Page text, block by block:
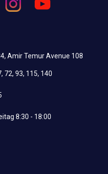
Amir Temur Avenue 108
72, 93, 115, 140
8:30 - 18:00